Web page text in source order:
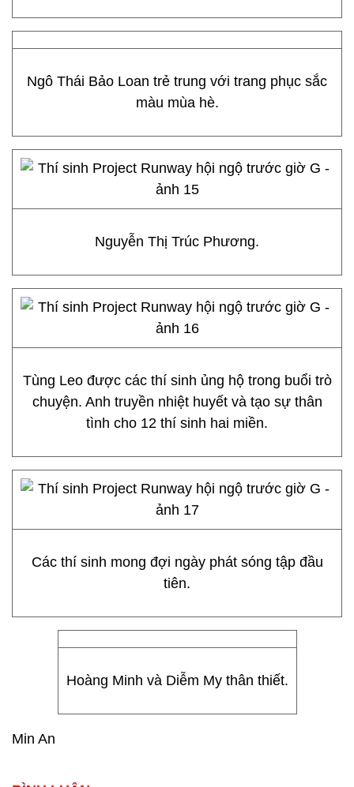
Ngô Thái Bảo Loan trẻ trung với trang phục sắc
màu mùa hè.
Nguyễn Thị Trúc Phương.
Tùng Leo được các thí sinh ủng hộ trong buổi trò
chuyện. Anh truyền nhiệt huyết và tạo sự thân
tình cho 12 thí sinh hai miền.
Các thí sinh mong đợi ngày phát sóng tập đầu
tiên.
Hoàng Minh và Diễm My thân thiết.
Min An